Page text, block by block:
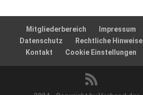
Mitgliederbereich
Impressum
Datenschutz
Rechtliche Hinweise
Kontakt
Cookie Einstellungen